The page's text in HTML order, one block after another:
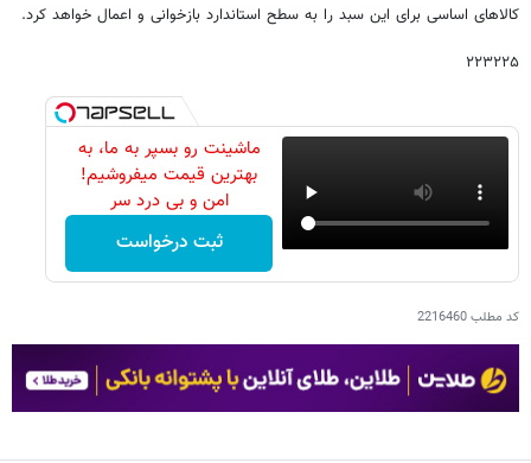
کالاهای اساسی برای این سبد را به سطح استاندارد بازخوانی و اعمال خواهد کرد.
۲۲۳۲۲۵
ماشینت رو بسپر به ما، به
بهترین قیمت میفروشیم!
امن و بی درد سر
ثبت درخواست
کد مطلب2216460